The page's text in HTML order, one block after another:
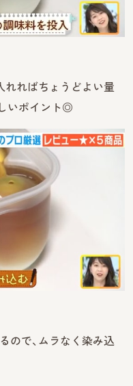
れればちょうどよい量
いポイント◎
ので、ムラなく染み込